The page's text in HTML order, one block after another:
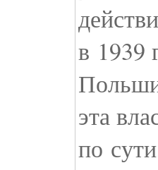
в 1939
эта
по